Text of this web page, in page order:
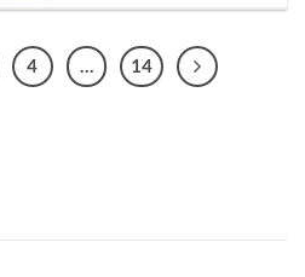
4 … 14